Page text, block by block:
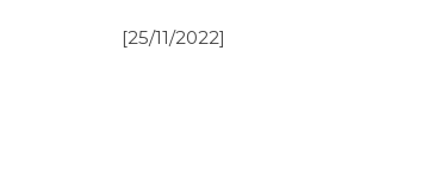
[25/11/2022]